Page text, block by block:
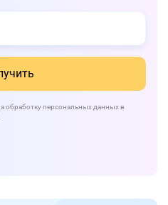
обработку персональных данных в